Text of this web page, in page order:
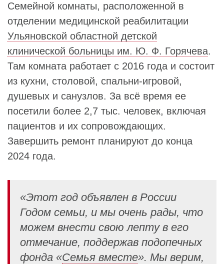
Семейной комнаты, расположенной в
отделении медицинской реабилитации
Ульяновской областной детской
клинической больницы им. Ю. Ф. Горячева.
Там комната работает с 2016 года и состоит
из кухни, столовой, спальни-игровой,
душевых и санузлов. За всё время ее
посетили более 2,7 тыс. человек, включая
пациентов и их сопровождающих.
Завершить ремонт планируют до конца
2024 года.
«Этот год объявлен в России
Годом семьи, и мы очень рады, что
можем внести свою лепту в его
отмечание, поддержав подопечных
фонда «Семья вместе». Мы верим,